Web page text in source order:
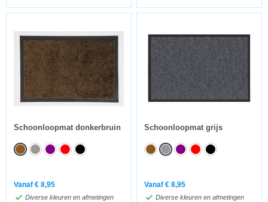
Schoonloopmat donkerbruin
Vanaf € 8,95
Diverse kleuren en afmetingen
Schoonloopmat grijs
Vanaf € 8,95
Diverse kleuren en afmetingen